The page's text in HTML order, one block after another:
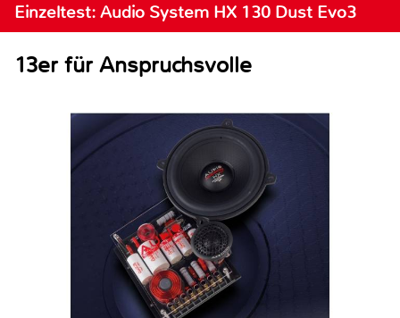
Einzeltest: Audio System HX 130 Dust Evo3
13er für Anspruchsvolle